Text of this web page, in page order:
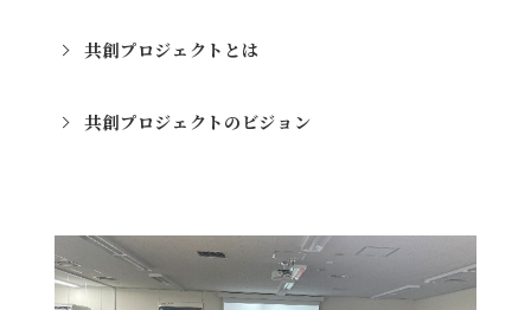
共創プロジェクトとは
共創プロジェクトのビジョン